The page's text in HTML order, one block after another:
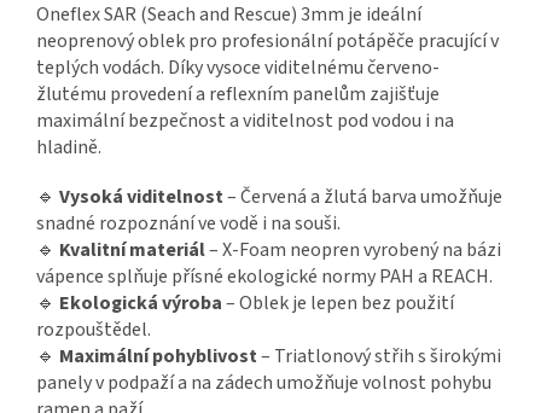
Oneflex SAR (Seach and Rescue)3mm je ideální
neoprenový oblek pro profesionální potápěče pracující v
teplých vodách. Díky vysoce viditelnému červeno-
žlutému provedení a reflexním panelům zajišťuje
maximální bezpečnost a viditelnost pod vodou i na
hladině.
🔹 Vysoká viditelnost– Červená a žlutá barva umožňuje
snadné rozpoznání ve vodě i na souši.
🔹 Kvalitní materiál– X-Foam neopren vyrobený na bázi
vápence splňuje přísné ekologické normy PAH a REACH.
🔹 Ekologická výroba– Oblek je lepen bez použití
rozpouštědel.
🔹 Maximální pohyblivost– Triatlonový střih s širokými
panely v podpaží a na zádech umožňuje volnost pohybu